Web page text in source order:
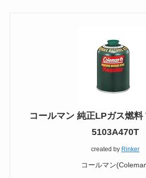
コールマン 純正LPガス燃
5103A470T
created by Rinker
コールマン